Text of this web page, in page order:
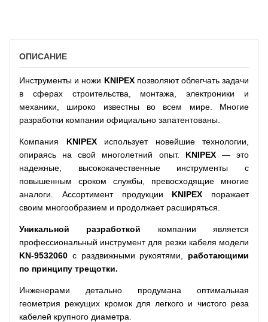
ОПИСАНИЕ
Инструменты и ножи KNIPEXпозволяют облегчать задачи
в сферах строительства, монтажа, электроники и
механики, широко известны во всем мире. Многие
разработки компании официально запатентованы.
Компания KNIPEXиспользует новейшие технологии,
опираясь на свой многолетний опыт. KNIPEX— это
надежные, высококачественные инструменты с
повышенным сроком службы, превосходящие многие
аналоги. Ассортимент продукции KNIPEX поражает
своим многообразием и продолжает расширяться.
Уникальной разработкой компании является
профессиональный инструмент для резки кабеля модели
KN-9532060 с раздвижными рукоятями, работающими
по принципу трещотки.
Инженерами детально продумана оптимальная
геометрия режущих кромок для легкого и чистого реза
кабелей крупного диаметра.